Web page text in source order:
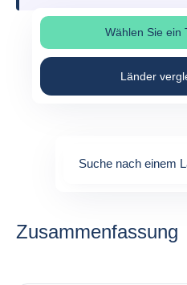
Wählen Sie ein
Länder
Suche nach einem
Zusammenfassung